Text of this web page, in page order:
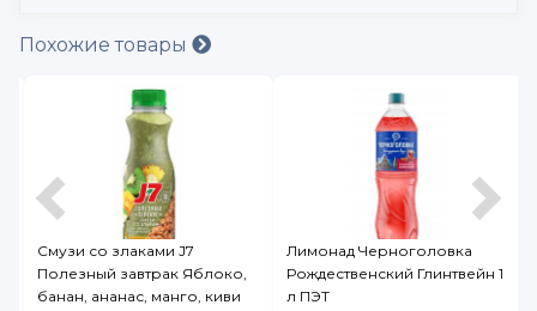
Похожие товары
Смузи со злаками J7
Полезный завтрак Яблоко,
банан, ананас, манго, киви
Лимонад Черноголовка
Рождественский Глинтвейн 1
л ПЭТ